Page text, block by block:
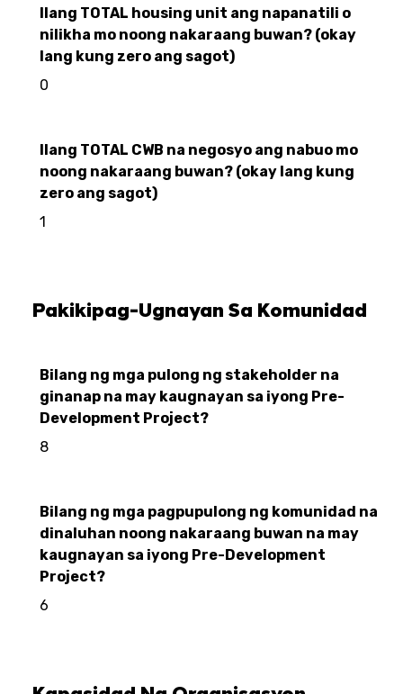
Ilang TOTAL housing unit ang napanatili o
nilikha mo noong nakaraang buwan? (okay
lang kung zero ang sagot)
0
Ilang TOTAL CWB na negosyo ang nabuo mo
noong nakaraang buwan? (okay lang kung
zero ang sagot)
1
Pakikipag-Ugnayan Sa Komunidad
Bilang ng mga pulong ng stakeholder na
ginanap na may kaugnayan sa iyong Pre-
Development Project?
8
Bilang ng mga pagpupulong ng komunidad na
dinaluhan noong nakaraang buwan na may
kaugnayan sa iyong Pre-Development
Project?
6